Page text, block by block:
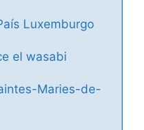
Luxemburgo
el wasabi
Maries-de-